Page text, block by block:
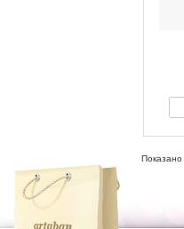
Показано